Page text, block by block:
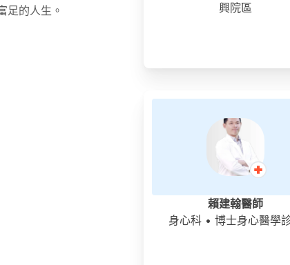
數情況下都仍可持續觀察。
如果家長們已經盡力嘗試過各種方式，但孩子仍難以入睡
成的不適。如果您要將它抹在生病的孩子身上，記得在胸
足的人生。
興院區
賴建翰醫師
身心科• 博士身心醫學